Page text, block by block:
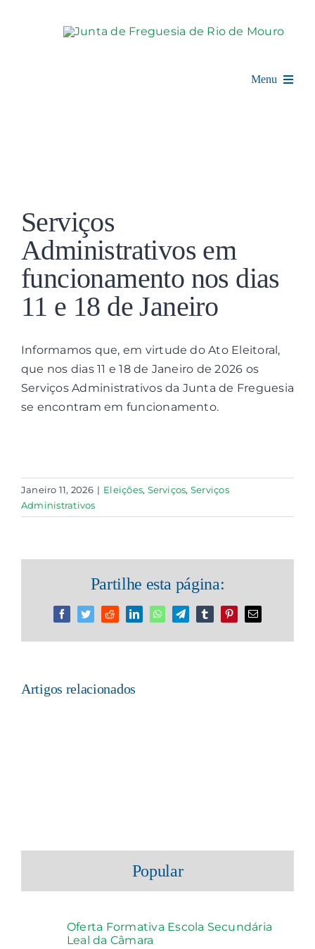
Menu
Notícias e Eventos
Espaço Cultural
Contactos
Associações
Larger
Image
Serviços
Administrativos em
funcionamento nos dias
11 e 18 de Janeiro
Informamos que, em virtude do Ato Eleitoral,
que nos dias 11 e 18 de Janeiro de 2026 os
Serviços Administrativos da Junta de Freguesia
se encontram em funcionamento.
Janeiro 11, 2026 | Eleições, Serviços, Serviços
Administrativos
Partilhe esta página:
FacebookTwitterRedditLinkedInWhatsAppTelegramTumblrPinterestEmail
Artigos relacionados
Popular
Oferta Formativa Escola Secundária
Leal da Câmara